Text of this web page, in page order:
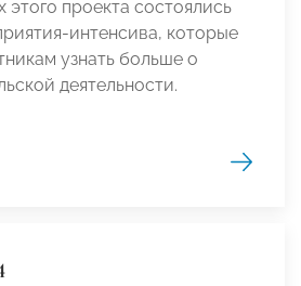
этого проекта состоялись
интенсива, которые
узнать больше о
деятельности.